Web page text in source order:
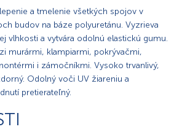
a tmelenie všetkých spojov v
budov na báze polyuretánu. Vyzrieva
vlhkosti a vytvára odolnú elastickú gumu.
murármi, klampiarmi, pokrývačmi,
i zámočníkmi. Vysoko trvanlivý,
Odolný voči UV žiareniu a
pretierateľný.